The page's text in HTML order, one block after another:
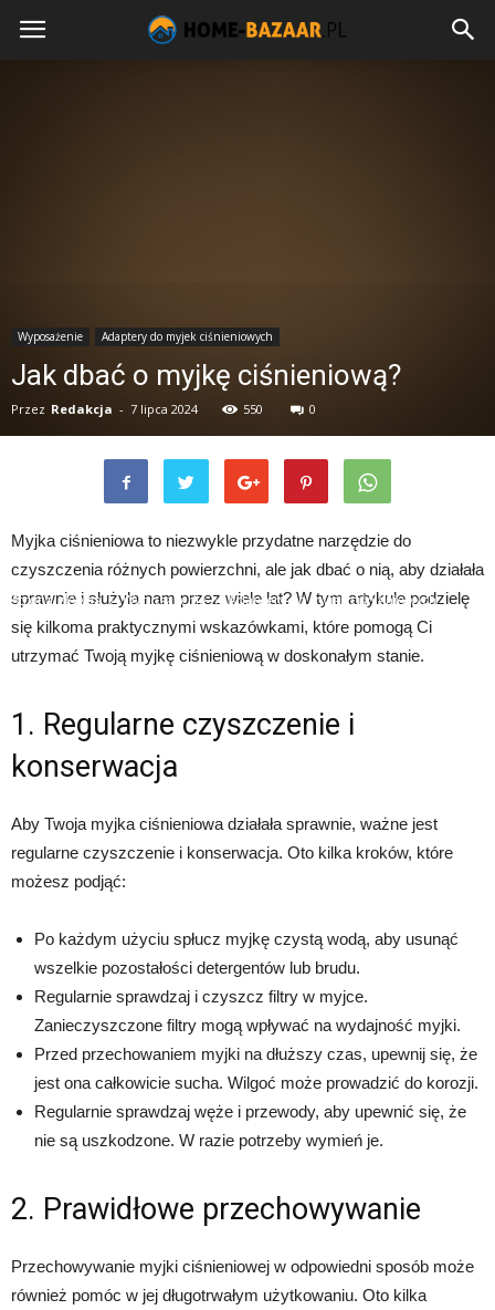
Strona główna Wyposażenie Adaptery do myjek ciśnieniowych
Wyposażenie Adaptery do myjek ciśnieniowych
Jak dbać o myjkę ciśnieniową?
Przez Redakcja - 7 lipca 2024 550 0
Myjka ciśnieniowa to niezwykle przydatne narzędzie do
czyszczenia różnych powierzchni, ale jak dbać o nią, aby działała
sprawnie i służyła nam przez wiele lat? W tym artykule podzielę
się kilkoma praktycznymi wskazówkami, które pomogą Ci
utrzymać Twoją myjkę ciśnieniową w doskonałym stanie.
1. Regularne czyszczenie i
konserwacja
Aby Twoja myjka ciśnieniowa działała sprawnie, ważne jest
regularne czyszczenie i konserwacja. Oto kilka kroków, które
możesz podjąć:
Po każdym użyciu spłucz myjkę czystą wodą, aby usunąć
wszelkie pozostałości detergentów lub brudu.
Regularnie sprawdzaj i czyszcz filtry w myjce.
Zanieczyszczone filtry mogą wpływać na wydajność myjki.
Przed przechowaniem myjki na dłuższy czas, upewnij się, że
jest ona całkowicie sucha. Wilgoć może prowadzić do korozji.
Regularnie sprawdzaj węże i przewody, aby upewnić się, że
nie są uszkodzone. W razie potrzeby wymień je.
2. Prawidłowe przechowywanie
Przechowywanie myjki ciśnieniowej w odpowiedni sposób może
również pomóc w jej długotrwałym użytkowaniu. Oto kilka